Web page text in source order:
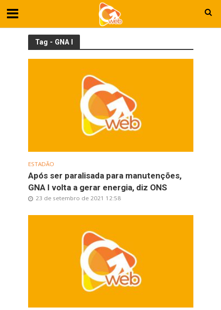
Tag - GNA I
ESTADÃO
Após ser paralisada para manutenções,
GNA I volta a gerar energia, diz ONS
23 de setembro de 2021 12:58